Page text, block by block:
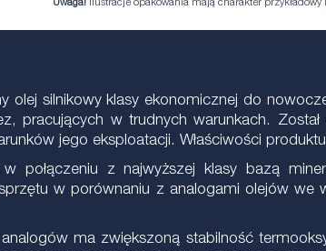
Uwaga! Ilustracje opakowania mają charakter
olej silnikowy klasy ekonomicznej do
pracujących w trudnych warunkach.
jego eksploatacji. Właściwości
połączeniu z najwyższej klasy bazą
w porównaniu z analogami olejów we
ma zwiększoną stabilność